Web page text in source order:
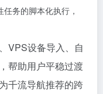
务的脚本化执行，
VPS设备导入、自
帮助用户平稳过渡
千流导航推荐的跨